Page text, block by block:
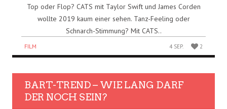
Top oder Flop? CATS mit Taylor Swift und James Corden
wollte 2019 kaum einer sehen. Tanz-Feeling oder
Schnarch-Stimmung? Mit CATS..
FILM 4 SEP. 2
BART-TREND – WIE LANG DARF
DER NOCH SEIN?